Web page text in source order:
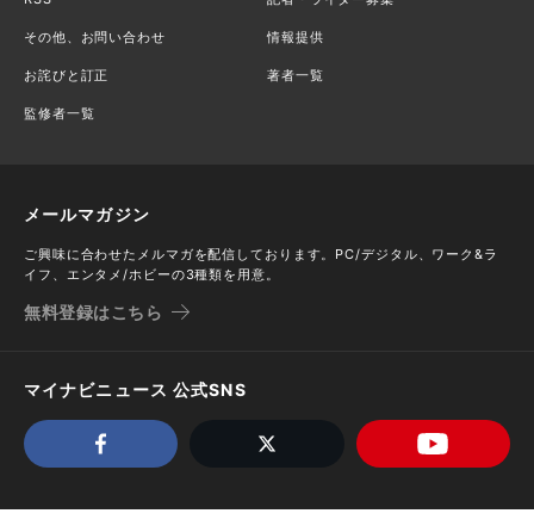
その他、お問い合わせ 情報提供
お詫びと訂正 著者一覧
監修者一覧
メールマガジン
ご興味に合わせたメルマガを配信しております。PC/デジタル、ワーク&ラ
イフ、エンタメ/ホビーの3種類を用意。
無料登録はこちら
マイナビニュース 公式SNS